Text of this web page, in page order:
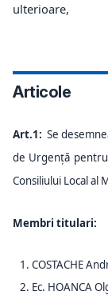
ulterioare,
Articole
Art.1: Se
de Urgență pentru
Consiliului Local al
Membri titulari:
COSTACHE
Ec. HOANCA